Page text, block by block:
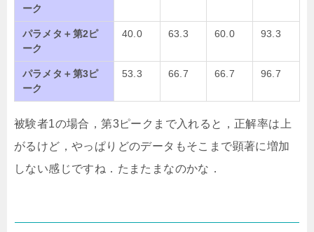
ーク
パラメタ＋第2ピ
ーク
40.0 63.3 60.0 93.3
パラメタ＋第3ピ
ーク
53.3 66.7 66.7 96.7
被験者1の場合，第3ピークまで入れると，正解率は上
がるけど，やっぱりどのデータもそこまで顕著に増加
しない感じですね．たまたまなのかな．